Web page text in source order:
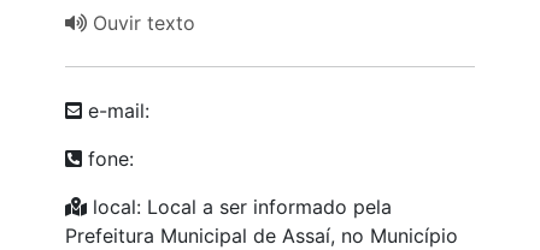
Ouvir texto
e-mail:
fone:
local: Local a ser informado pela
Prefeitura Municipal de Assaí, no Município